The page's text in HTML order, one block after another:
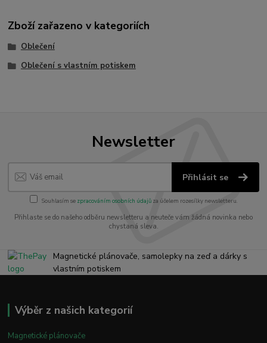
Zboží zařazeno v kategoriích
Oblečení
Oblečení s vlastním potiskem
Newsletter
Přihlásit se
Souhlasím se zpracováním osobních údajůza účelem rozesílky newsletteru.
Přihlaste se do našeho odběru newsletteru a neuteče vám žádná novinka nebo
chystaná sleva.
Magnetické plánovače, samolepky na zeď a dárky s
vlastním potiskem
Výběr z našich kategorií
Magnetické plánovače